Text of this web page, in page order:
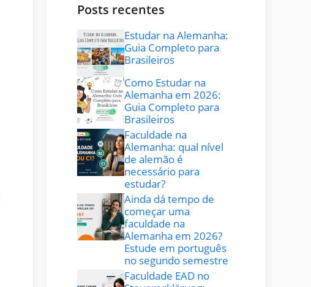
Posts recentes
Estudar na Alemanha:
Guia Completo para
Brasileiros
Como Estudar na
Alemanha em 2026:
Guia Completo para
Brasileiros
Faculdade na
Alemanha: qual nível
de alemão é
necessário para
estudar?
Ainda dá tempo de
começar uma
faculdade na
Alemanha em 2026?
Estude em português
no segundo semestre
Faculdade EAD no